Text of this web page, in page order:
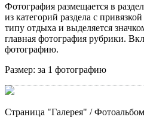
Фотография размещается в
из категорий раздела с
типу отдыха и выделяется
главная фотография рубрики.
фотографию.
Размер: за 1 фотографию
Страница "Галерея" / Фотоальбом